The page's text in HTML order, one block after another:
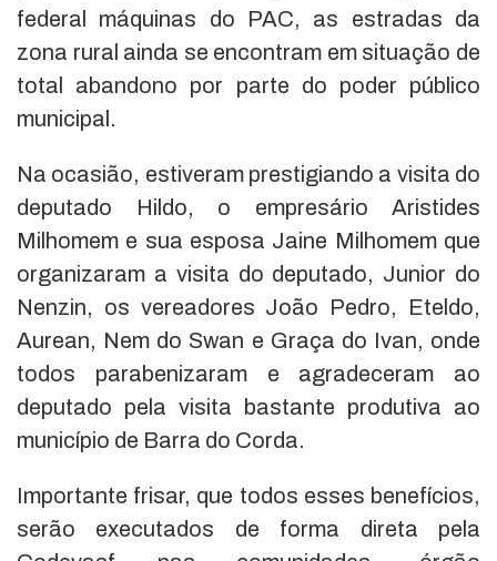
federal máquinas do PAC, as estradas da
zona rural ainda se encontram em situação de
total abandono por parte do poder público
municipal.
Na ocasião, estiveram prestigiando a visita do
deputado Hildo, o empresário Aristides
Milhomem e sua esposa Jaine Milhomem que
organizaram a visita do deputado, Junior do
Nenzin, os vereadores João Pedro, Eteldo,
Aurean, Nem do Swan e Graça do Ivan, onde
todos parabenizaram e agradeceram ao
deputado pela visita bastante produtiva ao
município de Barra do Corda.
Importante frisar, que todos esses benefícios,
serão executados de forma direta pela